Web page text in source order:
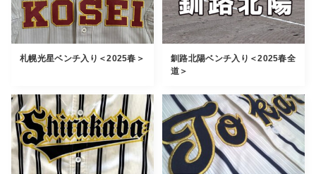
札幌光星ベンチ入り＜2025春＞
釧路北陽ベンチ入り＜2025春全
道＞